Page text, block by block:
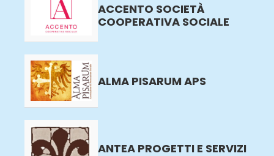
ACCENTO SOCIETÀ
COOPERATIVA SOCIALE
ALMA PISARUM APS
ANTEA PROGETTI E SERVIZI